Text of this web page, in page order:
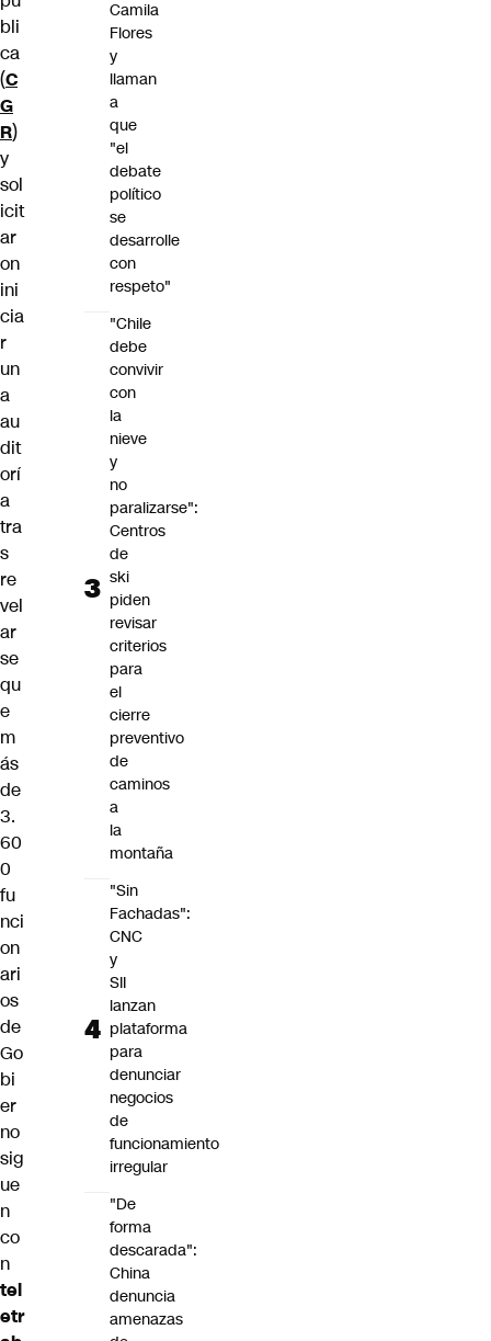
bli
ca
(C
G
R)
y
sol
icit
ar
on
ini
cia
r
un
a
au
dit
orí
a
tra
s
re
vel
ar
se
qu
e
m
ás
de
3.
60
0
fu
nci
on
ari
os
de
Go
bi
er
no
sig
ue
n
co
n
tel
etr
Camila
Flores
y
llaman
a
que
"el
debate
político
se
desarrolle
con
respeto"
"Chile
debe
convivir
con
la
nieve
y
no
paralizarse":
Centros
de
ski
piden
revisar
criterios
para
el
cierre
preventivo
de
caminos
a
la
montaña
"Sin
Fachadas":
CNC
y
SII
lanzan
plataforma
para
denunciar
negocios
de
funcionamiento
irregular
"De
forma
descarada":
China
denuncia
amenazas